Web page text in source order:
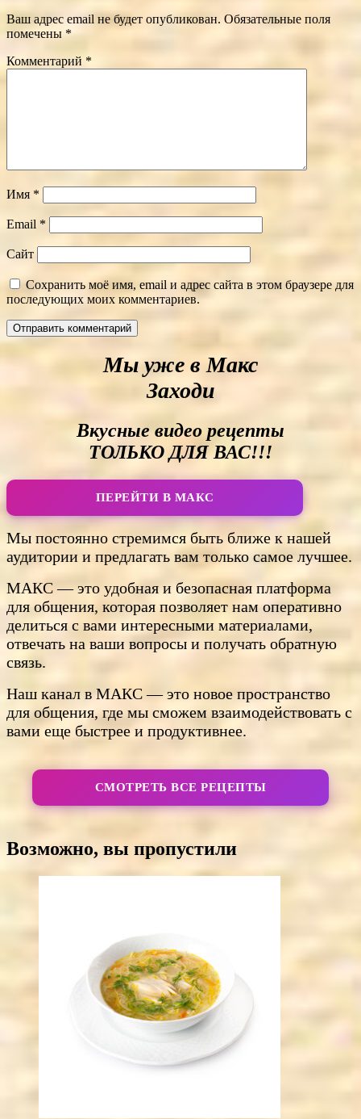
Ваш адрес email не будет опубликован. Обязательные поля
помечены *
Комментарий *
Имя *
Email *
Сайт
Сохранить моё имя, email и адрес сайта в этом браузере для
последующих моих комментариев.
Мы уже в Макс
Заходи
Вкусные видео рецепты
ТОЛЬКО ДЛЯ ВАС!!!
ПЕРЕЙТИ В МАКС
Мы постоянно стремимся быть ближе к нашей
аудитории и предлагать вам только самое лучшее.
МАКС — это удобная и безопасная платформа
для общения, которая позволяет нам оперативно
делиться с вами интересными материалами,
отвечать на ваши вопросы и получать обратную
связь.
Наш канал в МАКС — это новое пространство
для общения, где мы сможем взаимодействовать с
вами еще быстрее и продуктивнее.
СМОТРЕТЬ ВСЕ РЕЦЕПТЫ
Возможно, вы пропустили